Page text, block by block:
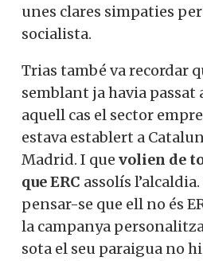
unes clares simpaties
socialista.
Trias també va recordar
semblant ja havia passat
aquell cas el sector
estava establert a
Madrid. I que volien de
que ERC assolís
pensar-se que ell no és
la campanya
sota el seu paraigua no